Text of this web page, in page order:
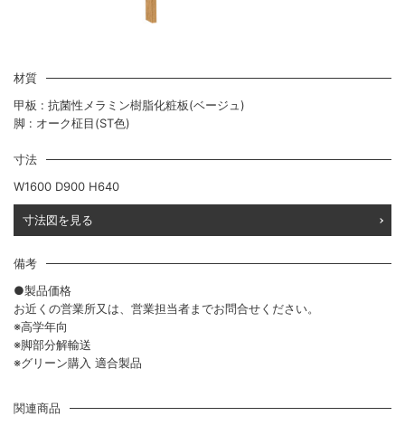
材質
甲板 : 抗菌性メラミン樹脂化粧板(ベージュ)
脚 : オーク柾目(ST色)
寸法
W1600 D900 H640
寸法図を見る
備考
●製品価格
お近くの営業所又は、営業担当者までお問合せください。
※高学年向
※脚部分解輸送
※グリーン購入 適合製品
関連商品